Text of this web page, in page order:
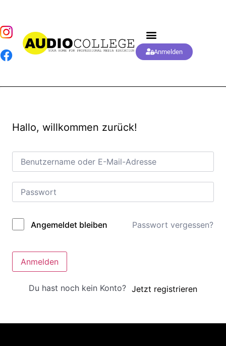
Anmelden
Hallo, willkommen zurück!
Alternative:
Angemeldet bleiben Passwort vergessen?
Anmelden
Du hast noch kein Konto? Jetzt registrieren